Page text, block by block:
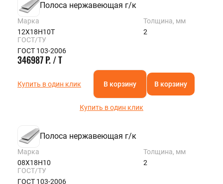
Полоса нержавеющая г/к
Марка
12Х18Н10Т
Толщина, мм
2
ГОСТ/ТУ
ГОСТ 103-2006
346987 Р. / Т
Купить в один клик В корзину В корзину
Купить в один клик
Полоса нержавеющая г/к
Марка
08Х18Н10
Толщина, мм
2
ГОСТ/ТУ
ГОСТ 103-2006